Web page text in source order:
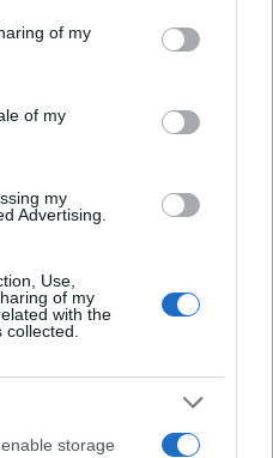
behaviour. You may click to
and its third-party tags to
purposes in below Google
of my
of my
my
Advertising.
Use,
of my
with the
storage
Na Prevaljah se je huje
poškodoval voznik e-skiroja
Motorist v Radljah ob Dravi trčil
v ulično svetilko in se hudo